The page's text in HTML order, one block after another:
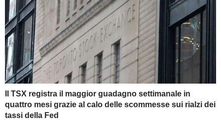
Il TSX registra il maggior guadagno settimanale in
quattro mesi grazie al calo delle scommesse sui rialzi dei
tassi della Fed